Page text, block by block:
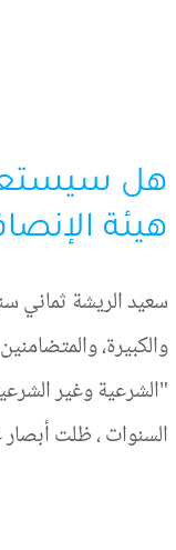
هل
هيئة
سعيد الريشة ثماني
والكبيرة،
"الشرعية وغير
السنوات ، ظلت أبصار